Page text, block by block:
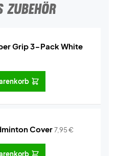
ZUBEHÖR
Grip 3-Pack White
Cover7,95€